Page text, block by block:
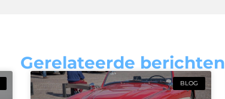
Gerelateerde berichten
BLOG